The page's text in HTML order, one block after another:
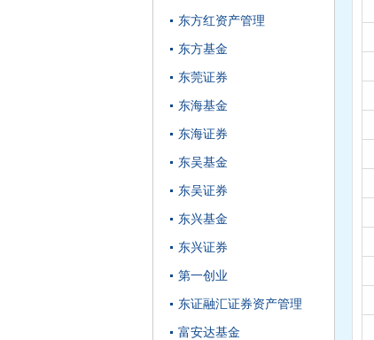
东方红资产管理
东方基金
东莞证券
东海基金
东海证券
东吴基金
东吴证券
东兴基金
东兴证券
第一创业
东证融汇证券资产管理
富安达基金